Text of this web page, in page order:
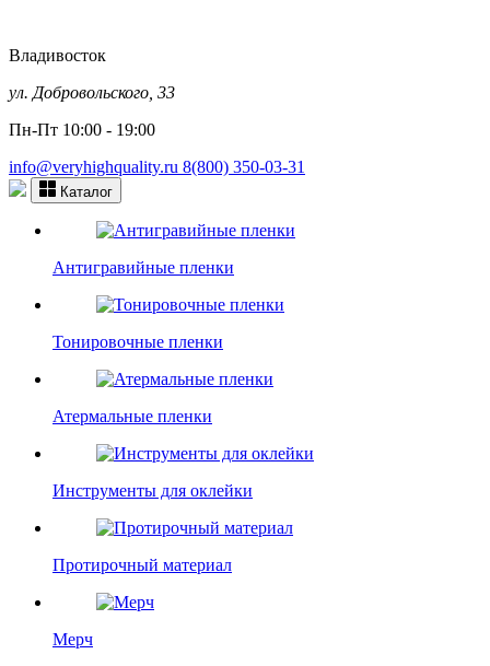
Владивосток
ул. Добровольского, 33
Пн-Пт 10:00 - 19:00
info@veryhighquality.ru 8(800) 350-03-31
Каталог
Антигравийные пленки
Тонировочные пленки
Атермальные пленки
Инструменты для оклейки
Протирочный материал
Мерч